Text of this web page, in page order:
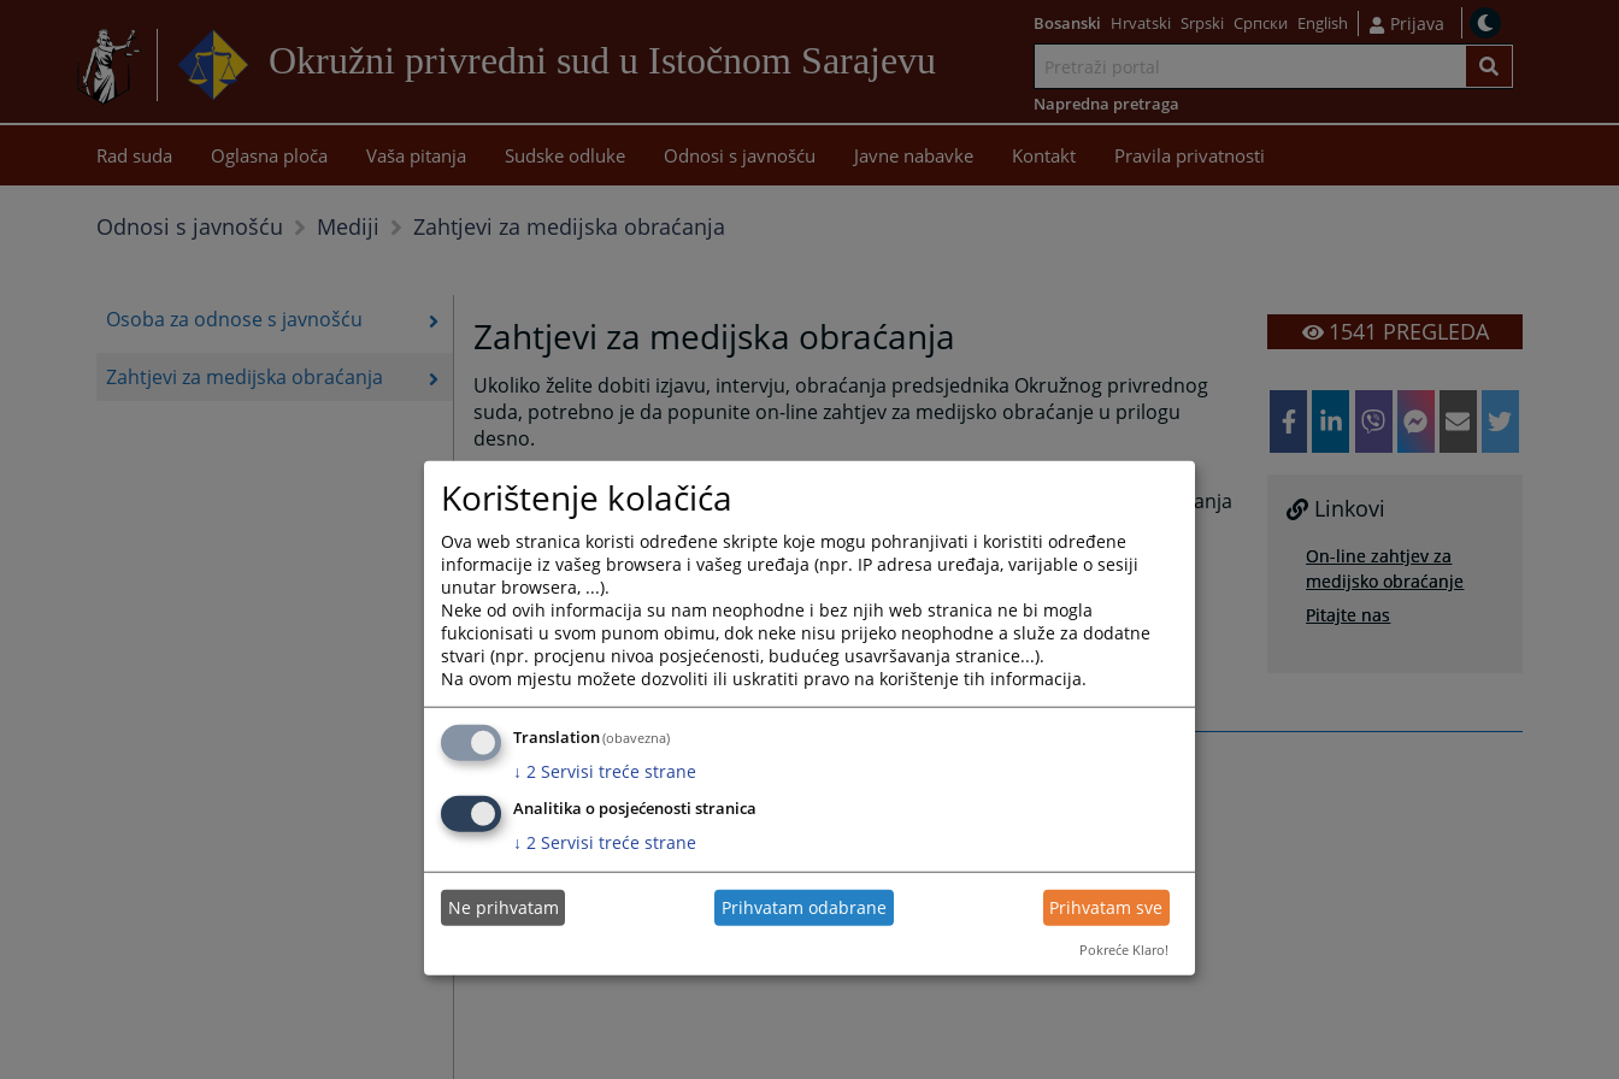
Okružni privredni sud u Istočnom Sarajevu
sadržaj
Bosanski Hrvatski Srpski Српски English Prijava
Napredna pretraga
Rad suda Oglasna ploča Vaša pitanja Sudske odluke Odnosi s javnošću Javne nabavke Kontakt Pravila privatnosti
Odnosi s javnošću Mediji Zahtjevi za medijska obraćanja
Osoba za odnose s javnošću
Zahtjevi za medijska obraćanja
Zahtjevi za medijska obraćanja
Ukoliko želite dobiti izjavu, intervju, obraćanja predsjednika Okružnog privrednog
suda, potrebno je da popunite on-line zahtjev za medijsko obraćanje u prilogu
desno.
poslova, sugerišemo medijima da ukoliko žele izjave, intervjue ili drugi vid obraćanja
ovlaštenih osoba našeg Suda, da popune on-line zahtjev za medijsko obraćanje.
Pitanja možete postaviti preko on-line forme "Pitajte nas" u prilogu desno ili
kontaktirati osobu za odnose sa javnošču (
1541 PREGLEDA
Linkovi
On-line zahtjev za
medijsko obraćanje
Pitajte nas
Korištenje kolačića
Ova web stranica koristi određene skripte koje mogu pohranjivati i koristiti određene
informacije iz vašeg browsera i vašeg uređaja (npr. IP adresa uređaja, varijable o sesiji
unutar browsera, ...).
Neke od ovih informacija su nam neophodne i bez njih web stranica ne bi mogla
fukcionisati u svom punom obimu, dok neke nisu prijeko neophodne a služe za dodatne
stvari (npr. procjenu nivoa posjećenosti, budućeg usavršavanja stranice...).
Na ovom mjestu možete dozvoliti ili uskratiti pravo na korištenje tih informacija.
Translation(obavezna)
↓ 2 Servisi treće strane
Analitika o posjećenosti stranica
↓ 2 Servisi treće strane
Ne prihvatam Prihvatam odabrane Prihvatam sve
Pokreće Klaro!